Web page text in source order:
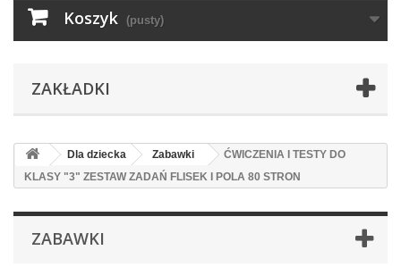
Koszyk (pusty)
ZAKŁADKI
Dla dziecka Zabawki
ĆWICZENIA I TESTY DO
KLASY "3" ZESTAW ZADAŃ FLISEK I POLA 80 STRON
ZABAWKI